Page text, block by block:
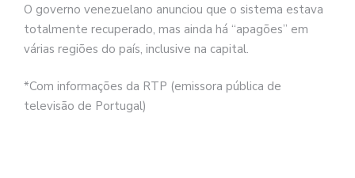
O governo venezuelano anunciou que o sistema estava
totalmente recuperado, mas ainda há “apagões” em
várias regiões do país, inclusive na capital.
*Com informações da RTP (emissora pública de
televisão de Portugal)